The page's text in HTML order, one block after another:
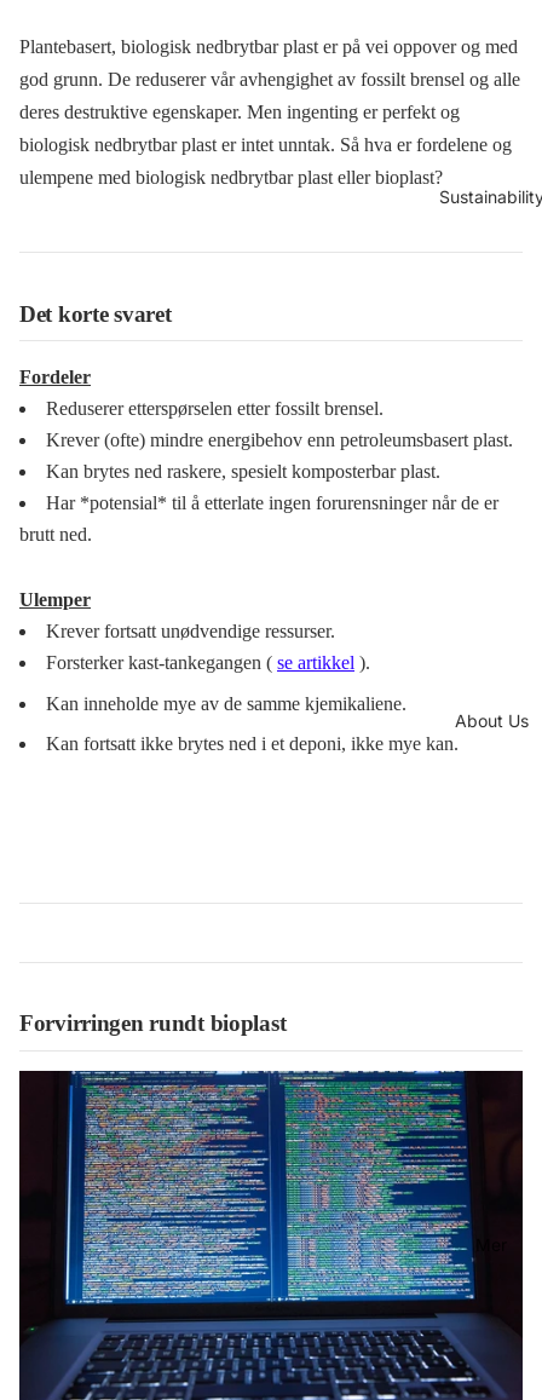
About Us
Plantebasert, biologisk nedbrytbar plast er på vei oppover og med
god grunn. De reduserer vår avhengighet av fossilt brensel og alle
deres destruktive egenskaper. Men ingenting er perfekt og
biologisk nedbrytbar plast er intet unntak. Så hva er fordelene og
ulempene med biologisk nedbrytbar plast eller bioplast?
Det korte svaret
Fordeler
Reduserer etterspørselen etter fossilt brensel.
Krever (ofte) mindre energibehov enn petroleumsbasert plast.
Kan brytes ned raskere, spesielt komposterbar plast.
Har *potensial* til å etterlate ingen forurensninger når de er
brutt ned.
Ulemper
Krever fortsatt unødvendige ressurser.
Forsterker kast-tankegangen ( se artikkel ).
Kan inneholde mye av de samme kjemikaliene.
Kan fortsatt ikke brytes ned i et deponi, ikke mye kan.
Forvirringen rundt bioplast